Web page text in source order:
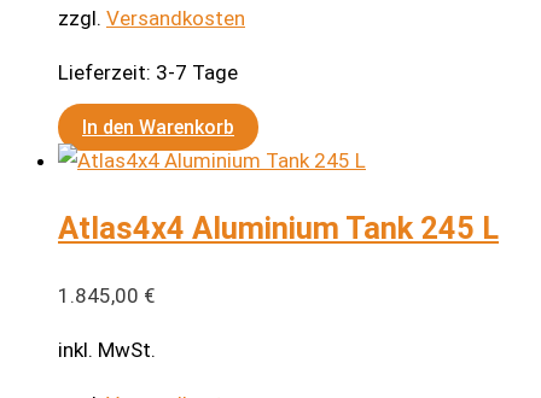
zzgl. Versandkosten
Lieferzeit: 3-7 Tage
In den Warenkorb
Atlas4x4 Aluminium Tank 245 L
1.845,00 €
inkl. MwSt.